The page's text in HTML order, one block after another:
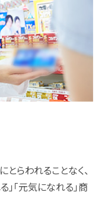
らわれることなく、
「元気になれる」商